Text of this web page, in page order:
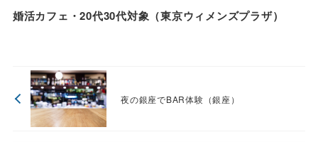
婚活カフェ・20代30代対象（東京ウィメンズプラザ）
夜の銀座でBAR体験（銀座）